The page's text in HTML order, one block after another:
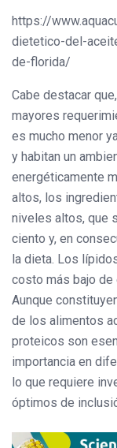
https://
dietetico-del-
de-florida/
Cabe destacar
mayores
es mucho menor
y habitan un
energéticamente
altos, los
niveles altos, que
ciento y, en
la dieta. Los
costo más bajo
Aunque
de los alimentos
proteicos son
importancia en
lo que requiere
óptimos de